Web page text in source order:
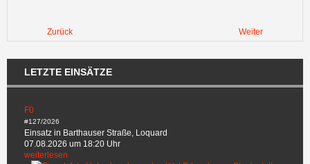
Zurück Weiter
LETZTE EINSÄTZE
F0
#127/2026
Einsatz in Barthauser Straße, Loquard
07.08.2026 um 18:20 Uhr
weiterlesen